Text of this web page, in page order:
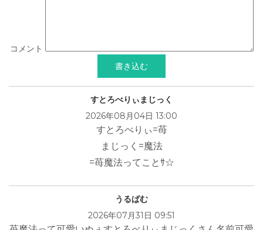
コメント
すとろべりぃまじっく
2026年08月04日 13:00
すとろべりぃ=苺
まじっく=魔法
=苺魔法ってことｻ☆
うるぱむ
2026年07月31日 09:51